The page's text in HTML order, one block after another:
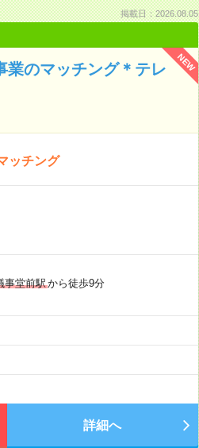
掲載日：2026.08.05
NEW
業のマッチング＊テレ
ッチング
事堂前駅から徒歩9分
詳細へ